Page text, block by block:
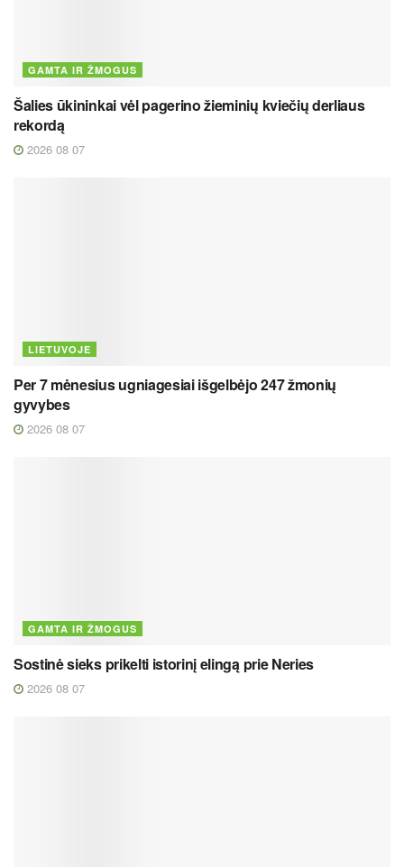
GAMTA IR ŽMOGUS
Šalies ūkininkai vėl pagerino žieminių kviečių derliaus
rekordą
2026 08 07
LIETUVOJE
Per 7 mėnesius ugniagesiai išgelbėjo 247 žmonių
gyvybes
2026 08 07
GAMTA IR ŽMOGUS
Sostinė sieks prikelti istorinį elingą prie Neries
2026 08 07